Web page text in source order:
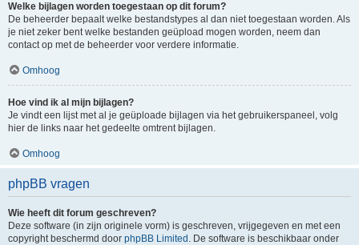
Welke bijlagen worden toegestaan op dit forum?
De beheerder bepaalt welke bestandstypes al dan niet toegestaan worden. Als
je niet zeker bent welke bestanden geüpload mogen worden, neem dan
contact op met de beheerder voor verdere informatie.
Omhoog
Hoe vind ik al mijn bijlagen?
Je vindt een lijst met al je geüploade bijlagen via het gebruikerspaneel, volg
hier de links naar het gedeelte omtrent bijlagen.
Omhoog
phpBB vragen
Wie heeft dit forum geschreven?
Deze software (in zijn originele vorm) is geschreven, vrijgegeven en met een
copyright beschermd door phpBB Limited . De software is beschikbaar onder